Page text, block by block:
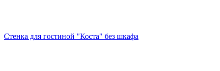
Стенка для гостиной "Коста" без шкафа